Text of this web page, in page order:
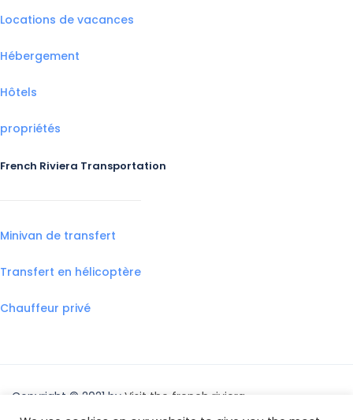
Locations de vacances
Hébergement
Hôtels
propriétés
French Riviera Transportation
Minivan de transfert
Transfert en hélicoptère
Chauffeur privé
Copyright © 2021 by Visit the french riviera